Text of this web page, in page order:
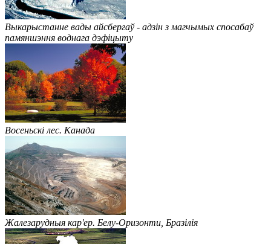
Выкарыстанне вады айсбергаў - адзін з магчымых спосабаў
памяншэння воднага дэфіцыту
Восеньскі лес. Канада
Жалезарудныя кар'ер. Белу-Оризонти, Бразілія